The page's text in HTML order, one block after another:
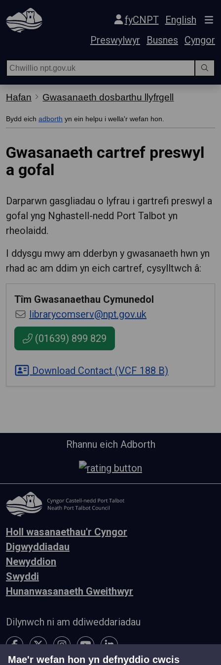
Hepgor gwe-lywio
fyCNPT
English
Preswylwyr
Busnes Cyngor
Hafan Gwasanaeth dosbarthu llyfrgell
Bydd eich adborth yn ein helpu i wella'r wefan hon.
Gwasanaeth cartref preswyl
a gofal
Darparwn gasgliadau o lyfrau i gartrefi preswyl a
gofal yng Nghastell-nedd Port Talbot yn
rheolaidd.
I ddysgu mwy am dderbyn y gwasanaeth hwn yn
rhad ac am ddim yn eich cartref, cysylltwch â:
Tîm Gwasanaethau Cymunedol
librarycomserv@npt.gov.uk
(01639) 899 829
Download Contact (VCF 188 B)
Rhannu eich Adborth
Holl wasanaethau'r Cyngor
Digwyddiadau
Newyddion
Swyddi
Hunanwasanaeth Gweithwyr
Dilynwch ni am ddiweddariadau
Mae'r wefan hon yn defnyddio cwcis